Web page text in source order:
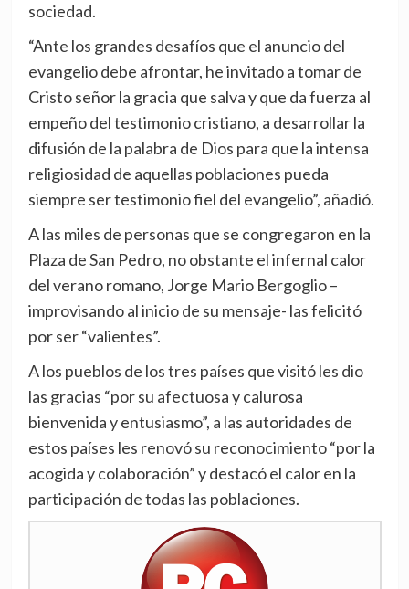
sociedad.
“Ante los grandes desafíos que el anuncio del
evangelio debe afrontar, he invitado a tomar de
Cristo señor la gracia que salva y que da fuerza al
empeño del testimonio cristiano, a desarrollar la
difusión de la palabra de Dios para que la intensa
religiosidad de aquellas poblaciones pueda
siempre ser testimonio fiel del evangelio”, añadió.
A las miles de personas que se congregaron en la
Plaza de San Pedro, no obstante el infernal calor
del verano romano, Jorge Mario Bergoglio –
improvisando al inicio de su mensaje- las felicitó
por ser “valientes”.
A los pueblos de los tres países que visitó les dio
las gracias “por su afectuosa y calurosa
bienvenida y entusiasmo”, a las autoridades de
estos países les renovó su reconocimiento “por la
acogida y colaboración” y destacó el calor en la
participación de todas las poblaciones.